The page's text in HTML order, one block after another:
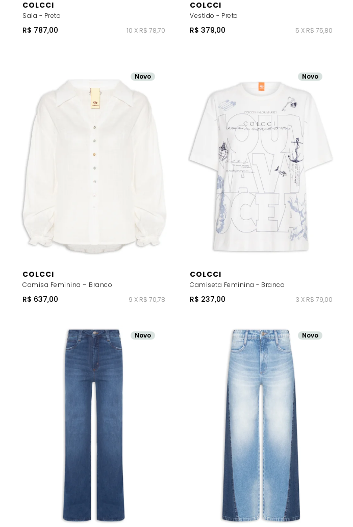
COLCCI
Saia - Preto
R$ 787,00 10 X R$ 78,70
COLCCI
Vestido - Preto
R$ 379,00 5 X R$ 75,80
COLCCI
Camisa Feminina – Branco
R$ 637,00 9 X R$ 70,78
Novo
COLCCI
Camiseta Feminina - Branco
R$ 237,00 3 X R$ 79,00
Novo
Novo Novo